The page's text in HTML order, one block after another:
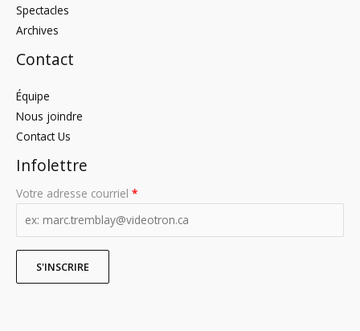
Spectacles
Archives
Contact
Équipe
Nous joindre
Contact Us
Infolettre
Votre adresse courriel *